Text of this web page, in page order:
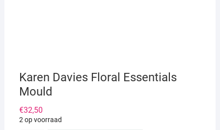
Karen Davies Floral Essentials
Mould
€32,50
2 op voorraad